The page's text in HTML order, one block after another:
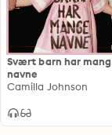
Svært barn har
navne
Camilla Johnson